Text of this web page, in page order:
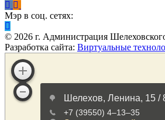
Мэр в соц. сетях:
© 2026 г. Администрация
Разработка сайта: Виртуальные